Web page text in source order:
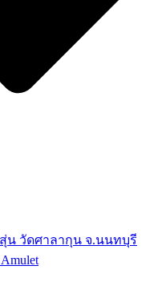
น วัดศาลากุน จ.นนทบุรี